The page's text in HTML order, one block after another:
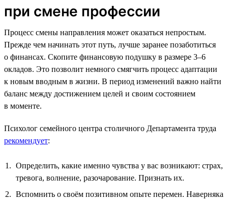
при смене профессии
Процесс смены направления может оказаться непростым.
Прежде чем начинать этот путь, лучше заранее позаботиться
о финансах. Скопите финансовую подушку в размере 3–6
окладов. Это позволит немного смягчить процесс адаптации
к новым вводным в жизни. В период изменений важно найти
баланс между достижением целей и своим состоянием
в моменте.
Психолог семейного центра столичного Департамента труда
рекомендует:
Определить, какие именно чувства у вас возникают: страх,
тревога, волнение, разочарование. Признать их.
Вспомнить о своём позитивном опыте перемен. Наверняка